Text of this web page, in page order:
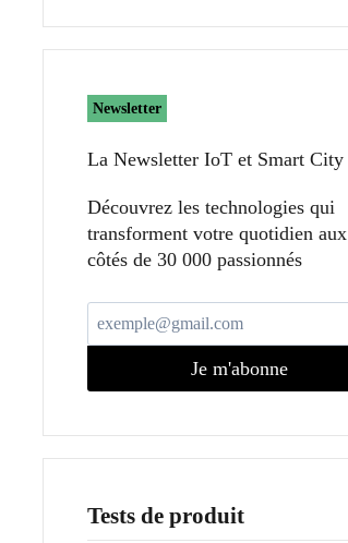
Newsletter
La Newsletter IoT et Smart City​
Découvrez les technologies qui
transforment votre quotidien aux
côtés de 30 000 passionnés
Je m'abonne
Tests de produit